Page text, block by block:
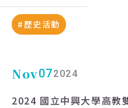
#歷史活動
Nov072024
2024 國立中興大學高教